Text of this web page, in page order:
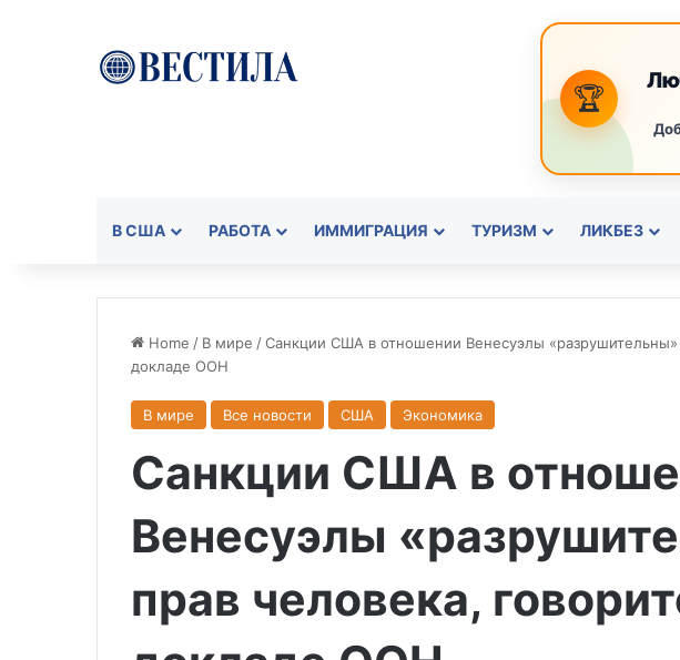
🏆
В США РАБОТА ИММИГРАЦИЯ ТУРИЗМ ЛИКБЕЗ
Home / В мире /Санкции США в отношении Венесуэлы «разрушительны»
докладе ООН
В мире Все новости США Экономика
Санкции США в
Венесуэлы
прав человека,